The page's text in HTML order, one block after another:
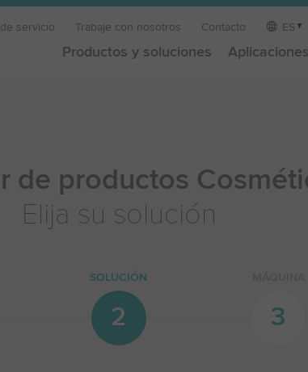
servicio Trabaje con nosotros Contacto ES
Productos y soluciones Aplicaciones
de productos
Elija su solución
SOLUCIÓN
2 3